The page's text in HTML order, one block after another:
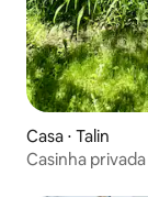
Casa ⋅ Talin
Casinha